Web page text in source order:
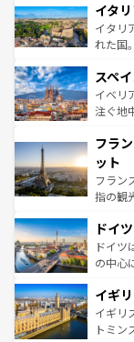
イタ
イタリ
れた国。
ろん、
景など
ピザや
ませて
なお、
しい。
スペ
イベリ
注ぐ地
文化が
れる闘
る。首
アート
せる。
ンテン
フラ
ット
フラン
指の観
で、幅
聖堂、
から魅
いる。
香り高
らに、
ドイツ
ドイツ
の中心
顔を持
ルリン
してラ
イギ
イギリ
トミン